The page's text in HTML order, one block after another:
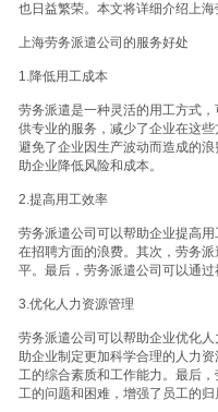
也日益繁荣。本文将详细介绍上
上海劳务派遣公司的服务好处
1.降低用工成本
劳务派遣是一种灵活的用工方式
供专业的服务，减少了企业在这
避免了企业因生产波动而造成的
助企业降低风险和成本。
2.提高用工效率
劳务派遣公司可以帮助企业提高
在招聘方面的浪费。其次，劳务
平。最后，劳务派遣公司可以通
3.优化人力资源管理
劳务派遣公司可以帮助企业优化
助企业制定更加科学合理的人力
工的综合素质和工作能力。最后
工的问题和困难，增强了员工的